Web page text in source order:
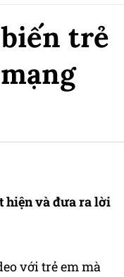
trẻ
hiện và đưa ra lời
với trẻ em mà